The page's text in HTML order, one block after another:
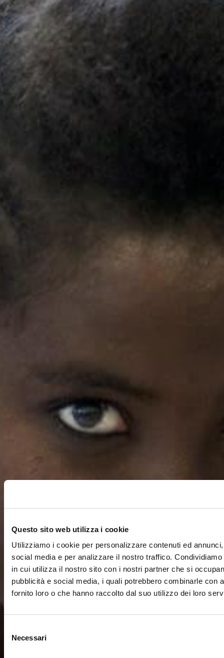
Questo sito web utilizza i cookie
Utilizziamo i cookie per personalizzare contenuti ed
social media e per analizzare il nostro traffico.
in cui utilizza il nostro sito con i nostri partner che si
pubblicità e social media, i quali potrebbero combinarle con
fornito loro o che hanno raccolto dal suo utilizzo dei loro
delNecessari